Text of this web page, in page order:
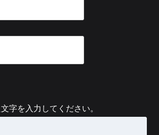
字を入力してください。